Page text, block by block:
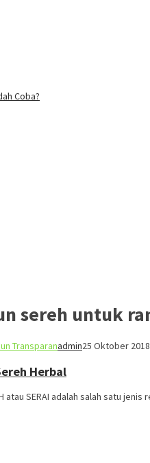
Coba?
sereh untuk
Transparanadmin25 Oktober 2018
Herbal
atau SERAI adalah salah satu